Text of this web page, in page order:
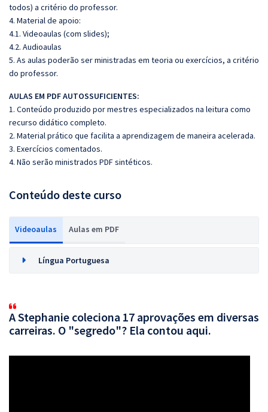
todos) a critério do professor.
4. Material de apoio:
4.1. Videoaulas (com slides);
4.2. Audioaulas
5. As aulas poderão ser ministradas em teoria ou exercícios, a critério
do professor.
AULAS EM PDF AUTOSSUFICIENTES:
1. Conteúdo produzido por mestres especializados na leitura como
recurso didático completo.
2. Material prático que facilita a aprendizagem de maneira acelerada.
3. Exercícios comentados.
4. Não serão ministrados PDF sintéticos.
Conteúdo deste curso
Videoaulas Aulas em PDF
Língua Portuguesa
A Stephanie coleciona 17 aprovações em diversas
carreiras. O "segredo"? Ela contou aqui.